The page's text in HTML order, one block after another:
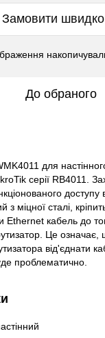
Замовити швидко
До обраного
для
серії RB4011.
доступу
з міцної сталі,
Ethernet кабель до
Це означає,
від'єднати
проблематично.